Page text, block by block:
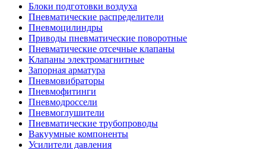
Блоки подготовки воздуха
Пневматические распределители
Пневмоцилиндры
Приводы пневматические поворотные
Пневматические отсечные клапаны
Клапаны электромагнитные
Запорная арматура
Пневмовибраторы
Пневмофитинги
Пневмодроссели
Пневмоглушители
Пневматические трубопроводы
Вакуумные компоненты
Усилители давления